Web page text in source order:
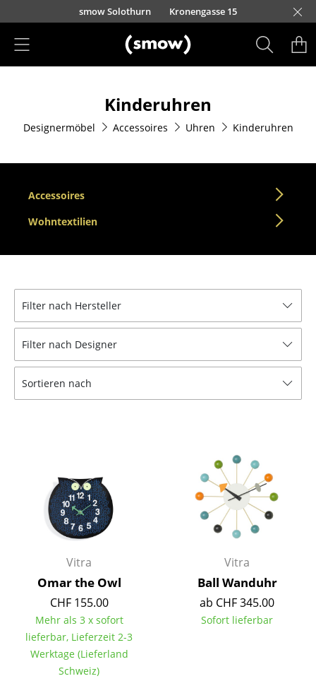
Direkt zum Inhaltsmow Solothurn Kronengasse 15
Esszimmerstühle
Sofas
Sessel
Loungesessel
Barhocker
Bänke & Liegen
Sitzsäcke
Schaukelstühle
Bürodrehstühle
Konferenzstühle
Bürosessel
Einzelteile
... alle Sitzmöbel
Tische
Kinderuhren
Designermöbel Accessoires Uhren Kinderuhren
Accessoires
Wohntextilien
Filter nach Hersteller
Filter nach Designer
Sortieren nach
Vitra
Omar the Owl
CHF 155.00
Mehr als 3 x sofort
lieferbar, Lieferzeit 2-3
Werktage (Lieferland
Schweiz)
Vitra
Ball Wanduhr
ab CHF 345.00
Sofort lieferbar